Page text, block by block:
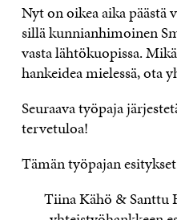
Nyt on oikea aika
sillä kunnianhimoinen
vasta lähtökuopissa.
hankeidea mielessä, ota
Seuraava työpaja
tervetuloa!
Tämän työpajan
Tiina Kähö &